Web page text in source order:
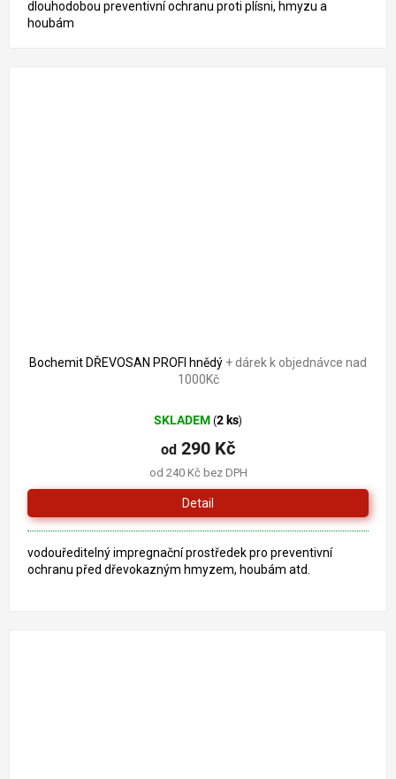
dlouhodobou preventivní ochranu proti plísni, hmyzu a
houbám
Bochemit DŘEVOSAN PROFI hnědý + dárek k objednávce nad
1000Kč
SKLADEM (2 ks)
od 240 Kč bez DPH
od 290 Kč
Detail
vodouředitelný impregnační prostředek pro preventivní
ochranu před dřevokazným hmyzem, houbám atd.